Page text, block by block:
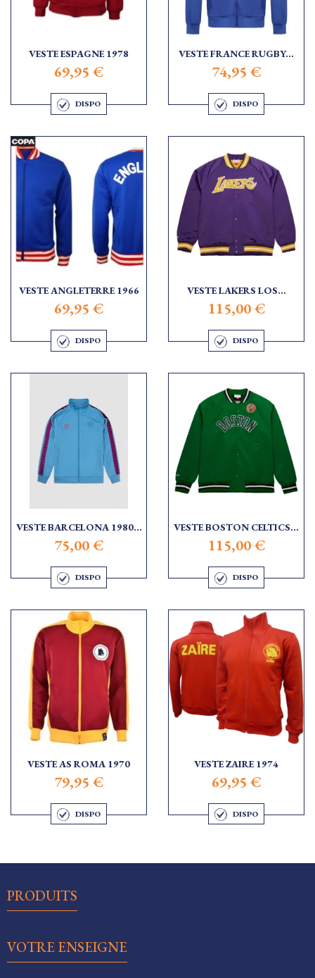
VESTE ESPAGNE 1978
69,95 €
DISPO
VESTE FRANCE RUGBY...
74,95 €
DISPO
VESTE ANGLETERRE 1966
69,95 €
DISPO
VESTE LAKERS LOS...
115,00 €
DISPO
VESTE BARCELONA 1980...
75,00 €
DISPO
VESTE BOSTON CELTICS...
115,00 €
DISPO
VESTE AS ROMA 1970
79,95 €
DISPO
VESTE ZAIRE 1974
69,95 €
DISPO
PRODUITS
VOTRE ENSEIGNE